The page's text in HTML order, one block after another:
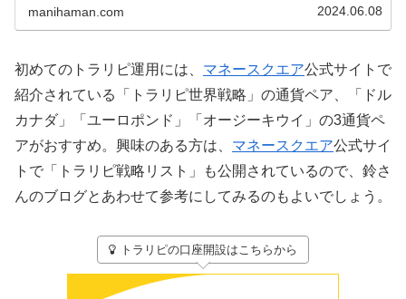
manihaman.com 2024.06.08
初めてのトラリピ運用には、 マネースクエア公式サイトで
紹介されている「トラリピ世界戦略」の通貨ペア、「ドル
カナダ」「ユーロポンド」「オージーキウイ」の3通貨ペ
アがおすすめ。興味のある方は、 マネースクエア公式サイ
トで「トラリピ戦略リスト」も公開されているので、鈴さ
んのブログとあわせて参考にしてみるのもよいでしょう。
トラリピの口座開設はこちらから